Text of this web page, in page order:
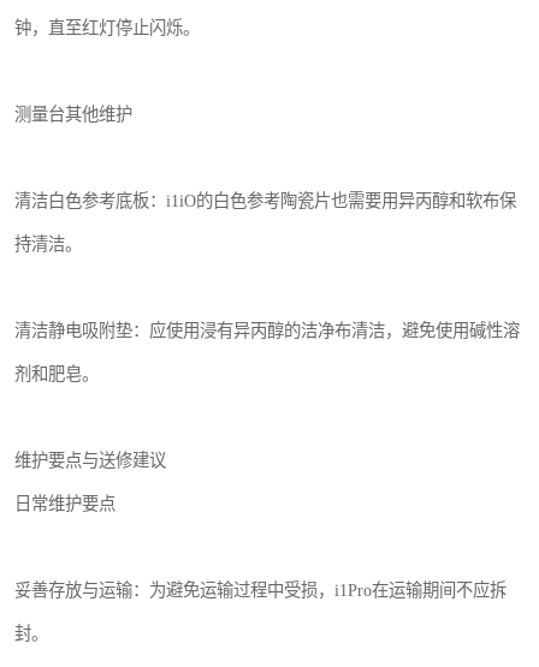
钟，直至红灯停止闪烁。
测量台其他维护
清洁白色参考底板：i1iO的白色参考陶瓷片也需要用异丙醇和软布保
持清洁。
清洁静电吸附垫：应使用浸有异丙醇的洁净布清洁，避免使用碱性溶
剂和肥皂。
维护要点与送修建议
日常维护要点
妥善存放与运输：为避免运输过程中受损，i1Pro在运输期间不应拆
封。